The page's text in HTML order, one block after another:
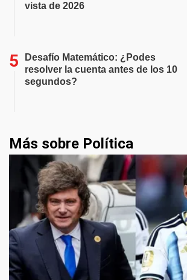
vista de 2026
Desafío Matemático: ¿Podes
resolver la cuenta antes de los 10
segundos?
Más sobre Política